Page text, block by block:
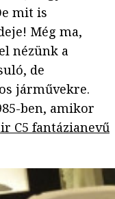
mit is
Még ma,
nézünk a
de
járművekre.
ben, amikor
C5 fantázianevű